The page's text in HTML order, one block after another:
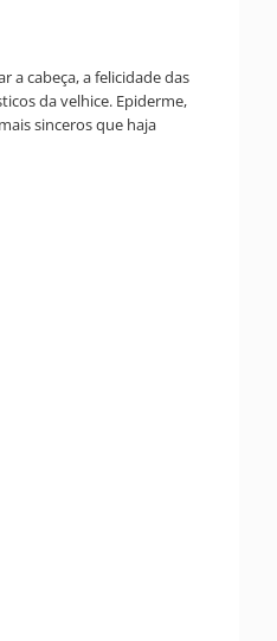
a cabeça, a felicidade das
da velhice. Epiderme,
sinceros que haja